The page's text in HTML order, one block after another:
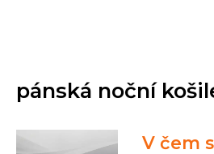
pánská noční
V čem